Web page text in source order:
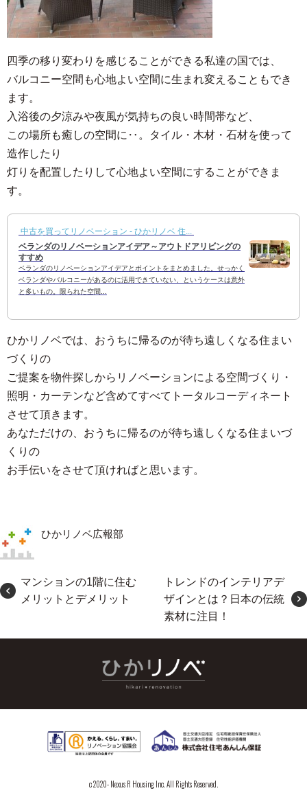
四季の移り変わりを感じることができる私達の国では、
バルコニー空間も心地よい空間に生まれ変えることもでき
ます。
入浴後の夕涼みや夜風が気持ちの良い時間帯など、
この場所も癒しの空間に‥。タイル・木材・石材を使って
造作したり
灯りを配置したりして心地よい空間にすることができま
す。
中古を買ってリノベーション - ひかリノベ 住...
ベランダのリノベーションアイデア～アウトドアリビングの
すすめ
ベランダのリノベーションアイデアとポイントをまとめました。せっかく
ベランダやバルコニーがあるのに活用できていない、というケースは意外
と多いもの。限られた空間...
ひかリノベでは、おうちに帰るのが待ち遠しくなる住まい
づくりの
ご提案を物件探しからリノベーションによる空間づくり・
照明・カーテンなど含めてすべてトータルコーディネート
させて頂きます。
あなただけの、おうちに帰るのが待ち遠しくなる住まいづ
くりの
お手伝いをさせて頂ければと思います。
ひかリノベ広報部
マンションの1階に住む
メリットとデメリット
トレンドのインテリアデ
ザインとは？日本の伝統
素材に注目！
c 2020- Nexus R Housing, Inc. All Rights Reserved.